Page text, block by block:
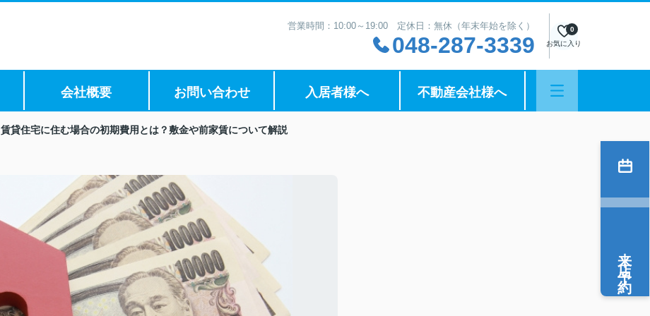
営業時間：10:00～19:00 定休日：無休（年末年始を除く）
048-287-3339 お気に入り
0
会社概要 お問い合わせ 入居者様へ 不動産会社様へ
賃貸住宅に住む場合の初期費用とは？敷金や前家賃について解説
来店予約